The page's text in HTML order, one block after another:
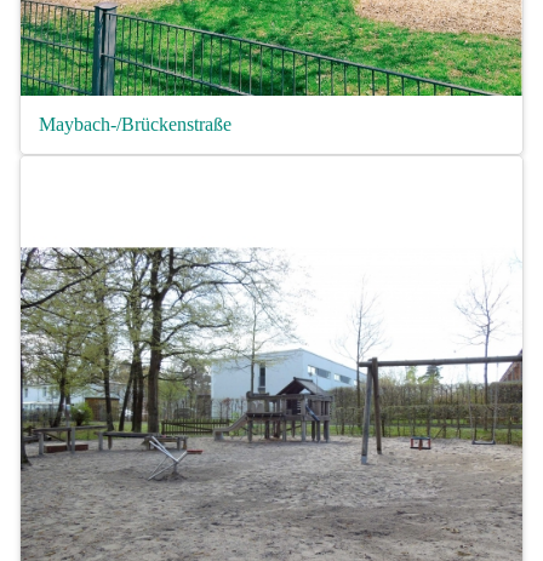
Maybach-/Brückenstraße